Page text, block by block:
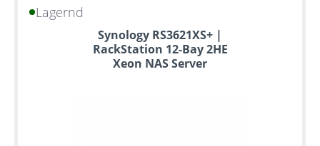
Lagernd
Synology RS3621XS+ |
RackStation 12-Bay 2HE
Xeon NAS Server